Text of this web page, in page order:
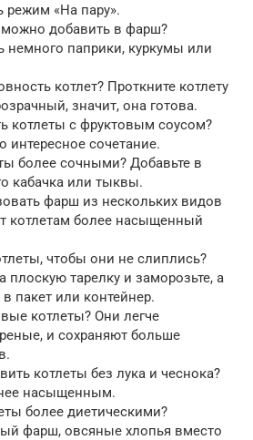
режим «На пару».
добавить в фарш?
немного паприки, куркумы или
котлет? Проткните котлету
значит, она готова.
котлеты с фруктовым соусом?
интересное сочетание.
более сочными? Добавьте в
кабачка или тыквы.
фарш из нескольких видов
котлетам более насыщенный
чтобы они не слиплись?
тарелку и заморозьте, а
пакет или контейнер.
котлеты? Они легче
и сохраняют больше
котлеты без лука и чеснока?
насыщенным.
более диетическими?
фарш, овсяные хлопья вместо